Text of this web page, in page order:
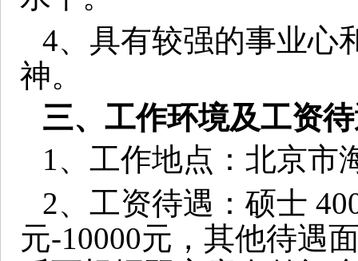
4、具有较强的事业心
神。
三、工作环境及工资
1、工作地点：北京市
2、工资待遇：硕士
元-10000元，其他待遇